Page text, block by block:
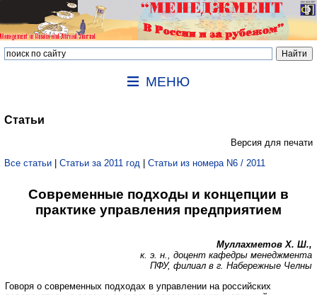
МЕНЮ
Статьи
Версия для печати
Все статьи | Статьи за 2011 год | Статьи из номера N6 / 2011
Современные подходы и концепции в
практике управления предприятием
Муллахметов Х. Ш.,
к. э. н., доцент кафедры менеджмента
ПФУ, филиал в г. Набережные Челны
Говоря о современных подходах в управлении на российских